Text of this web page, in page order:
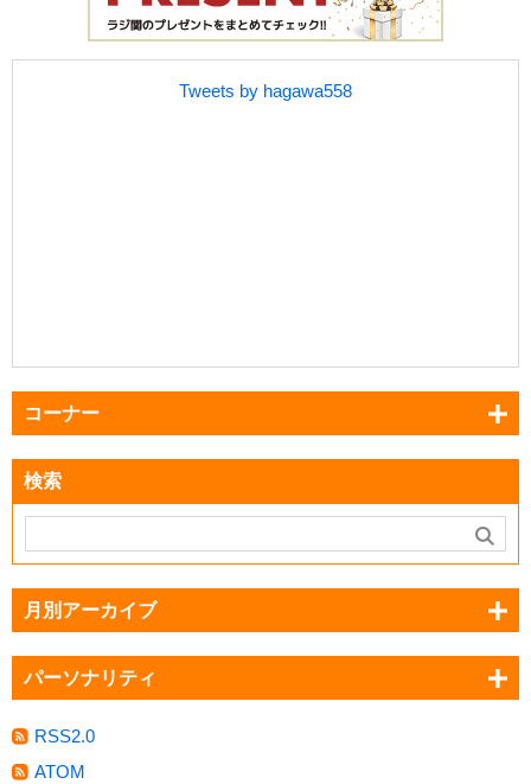
Tweets by hagawa558
コーナー
検索
月別アーカイブ
パーソナリティ
RSS2.0
ATOM